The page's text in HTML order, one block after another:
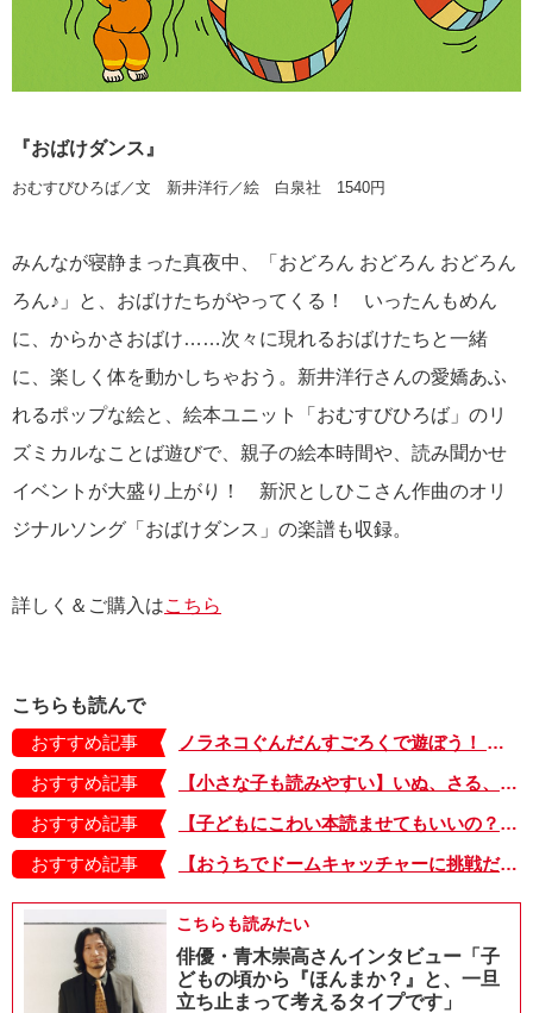
『おばけダンス』
おむすびひろば／文 新井洋行／絵 白泉社 1540円
みんなが寝静まった真夜中、「おどろん おどろん おどろん
ろん♪」と、おばけたちがやってくる！ いったんもめん
に、からかさおばけ……次々に現れるおばけたちと一緒
に、楽しく体を動かしちゃおう。新井洋行さんの愛嬌あふ
れるポップな絵と、絵本ユニット「おむすびひろば」のリ
ズミカルなことば遊びで、親子の絵本時間や、読み聞かせ
イベントが大盛り上がり！ 新沢としひこさん作曲のオリ
ジナルソング「おばけダンス」の楽譜も収録。
詳しく＆ご購入はこちら
こちらも読んで
おすすめ記事
ノラネコぐんだんすごろくで遊ぼう！ ニャーニャー【無料ダウンロードできます】
おすすめ記事
【小さな子も読みやすい】いぬ、さる、うさぎ、ゴリラにあひる…動物たちのまねっこできるかな？『まねまねっこ』発売中！
おすすめ記事
【子どもにこわい本読ませてもいいの？】「子どもはどのようなものにこわさを感じやすいのでしょうか？」
おすすめ記事
【おうちでドームキャッチャーに挑戦だ】アンパンマン わくわくドームキャッチャー
こちらも読みたい
俳優・青木崇高さんインタビュー「子
どもの頃から『ほんまか？』と、一旦
立ち止まって考えるタイプです」